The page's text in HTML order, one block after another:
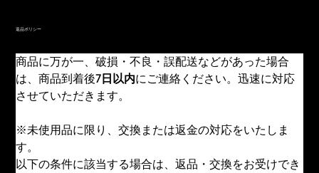
返品ポリシー
商品に万が一、破損・不良・誤配送などがあった場合
は、商品到着後7日以内にご連絡ください。迅速に対応
させていただきます。
※未使用品に限り、交換または返金の対応をいたしま
す。
以下の条件に該当する場合は、返品・交換をお受けでき